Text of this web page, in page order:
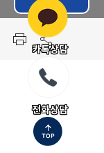
카톡상담
전화상담